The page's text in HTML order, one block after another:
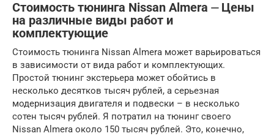
Стоимость тюнинга Nissan Almera ⏤ Цены
на различные виды работ и
комплектующие
Стоимость тюнинга Nissan Almera может варьироваться
в зависимости от вида работ и комплектующих.
Простой тюнинг экстерьера может обойтись в
несколько десятков тысяч рублей, а серьезная
модернизация двигателя и подвески – в несколько
сотен тысяч рублей. Я потратил на тюнинг своего
Nissan Almera около 150 тысяч рублей. Это, конечно,